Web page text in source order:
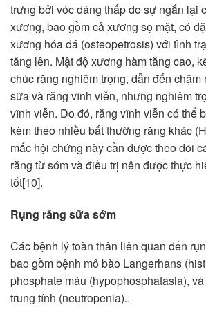
trưng bởi vóc dáng thấp do sự ngắn lại
xương, bao gồm cả xương sọ mặt, có
xương hóa đá (osteopetrosis) với tình
tăng lên. Mật độ xương hàm tăng cao,
chúc răng nghiêm trọng, dẫn đến chậm
sữa và răng vĩnh viễn, nhưng nghiêm
vĩnh viễn. Do đó, răng vĩnh viễn có thể
kèm theo nhiều bất thường răng khác
mắc hội chứng này cần được theo dõi
răng từ sớm và điều trị nên được thực
tốt[10].
Rụng răng sữa sớm
Các bệnh lý toàn thân liên quan đến
bao gồm bệnh mô bào Langerhans
phosphate máu (hypophosphatasia),
trung tính (neutropenia)..